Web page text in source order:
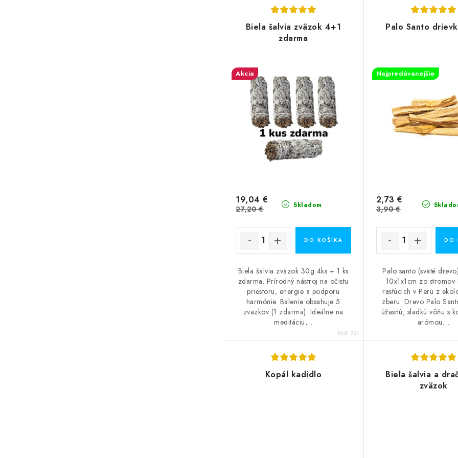
Biela šalvia zväzok 4+1
zdarma
Akcia
27,20 €
Skladom
19,04 €
27,20 €
DO KOŠÍKA
Biela šalvia zväzok 30g 4ks + 1 ks
zdarma. Prírodný nástroj na očistu
priestoru, energie a podporu
harmónie. Balenie obsahuje 5
zväzkov (1 zdarma). Ideálne na
meditáciu,...
Kód:724
Palo Santo
Najpredávanejšie
2,73 €
3,90 €
DO
Palo santo (sväté
10x1x1cm zo stromov
rastúcich v Peru z
zberu. Drevo Palo
úžasnú, sladkú vôňu s
arómou....
Kopál kadidlo
Biela šalvia a
zväzok